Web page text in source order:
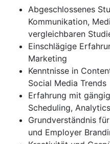
Abgeschlossenes
Kommunikation,
vergleichbaren
Einschlägige
Marketing
Kenntnisse in
Social Media Trends
Erfahrung mit
Scheduling,
Grundverständnis
und Employer